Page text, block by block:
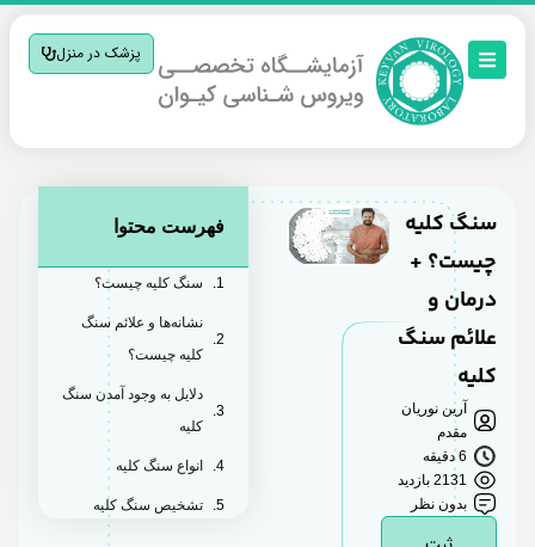
پزشک در منزل
سنگ کلیه
چیست؟ +
درمان و
علائم سنگ
کلیه
آرین نوریان
مقدم
6 دقیقه
2131 بازدید
بدون نظر
فهرست محتوا
سنگ کلیه چیست؟
نشانه‌ها و علائم سنگ
کلیه چیست؟
دلایل به وجود آمدن سنگ
انواع سنگ کلیه
تشخیص سنگ کلیه